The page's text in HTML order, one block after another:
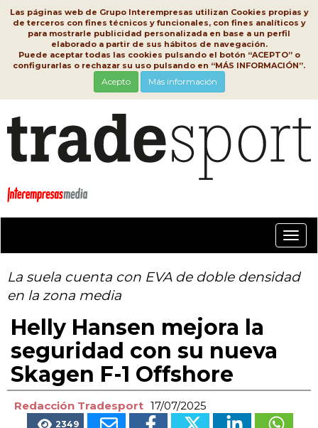
Las páginas web de Grupo Interempresas utilizan Cookies propias y
de terceros con fines técnicos y funcionales, con fines analíticos y
para mostrarle publicidad personalizada en base a un perfil
elaborado a partir de sus hábitos de navegación.
Puede aceptar todas las cookies pulsando el botón “ACEPTO” o
configurarlas o rechazar su uso pulsando en “MÁS INFORMACIÓN”.
Acepto Más información
La suela cuenta con EVA de doble densidad
en la zona media
Helly Hansen mejora la
seguridad con su nueva
Skagen F-1 Offshore
Redacción Tradesport 17/07/2025
2349